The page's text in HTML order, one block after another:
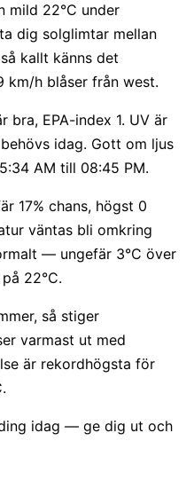
mild 22°C under
dig solglimtar mellan
kallt känns det
km/h blåser från west.
bra, EPA-index 1. UV är
idag. Gott om ljus
AM till 08:45 PM.
17% chans, högst 0
väntas bli omkring
— ungefär 3°C över
22°C.
så stiger
varmast ut med
är rekordhögsta för
idag — ge dig ut och